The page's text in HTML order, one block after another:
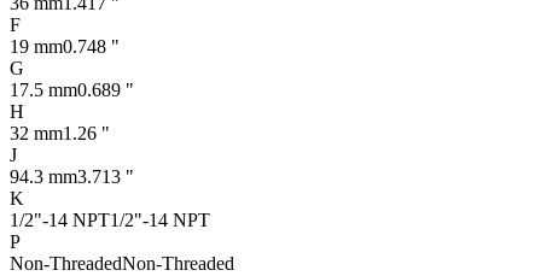
F
19 mm0.748 "
G
17.5 mm0.689 "
H
32 mm1.26 "
J
94.3 mm3.713 "
K
1/2"-14 NPT1/2"-14 NPT
P
Non-ThreadedNon-Threaded